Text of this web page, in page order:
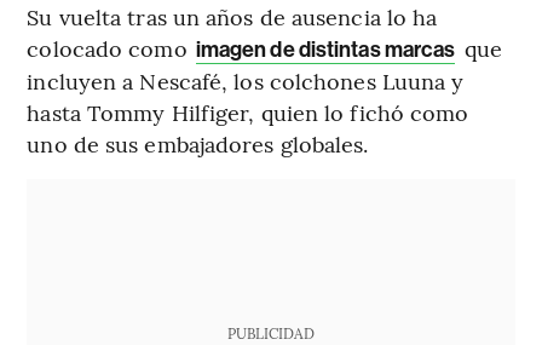
Su vuelta tras un años de ausencia lo ha
colocado como imagen de distintas marcas que
incluyen a Nescafé, los colchones Luuna y
hasta Tommy Hilfiger, quien lo fichó como
uno de sus embajadores globales.
PUBLICIDAD